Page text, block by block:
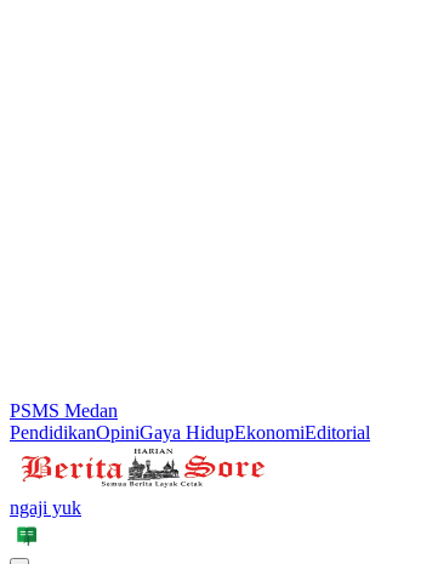
PSMS Medan
PendidikanOpiniGaya HidupEkonomiEditorial
ngaji yuk